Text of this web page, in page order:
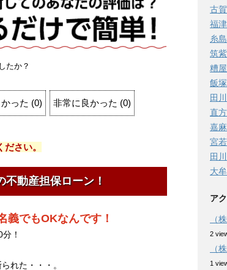
たか？
かった (0) 非常に良かった (0)
さい。
動産担保ローン！
義でもOKなんです！
！
れた・・・。
古
福
糸
筑
糟
飯
田
直
嘉
宮
田
大
ア
（
2
（
1